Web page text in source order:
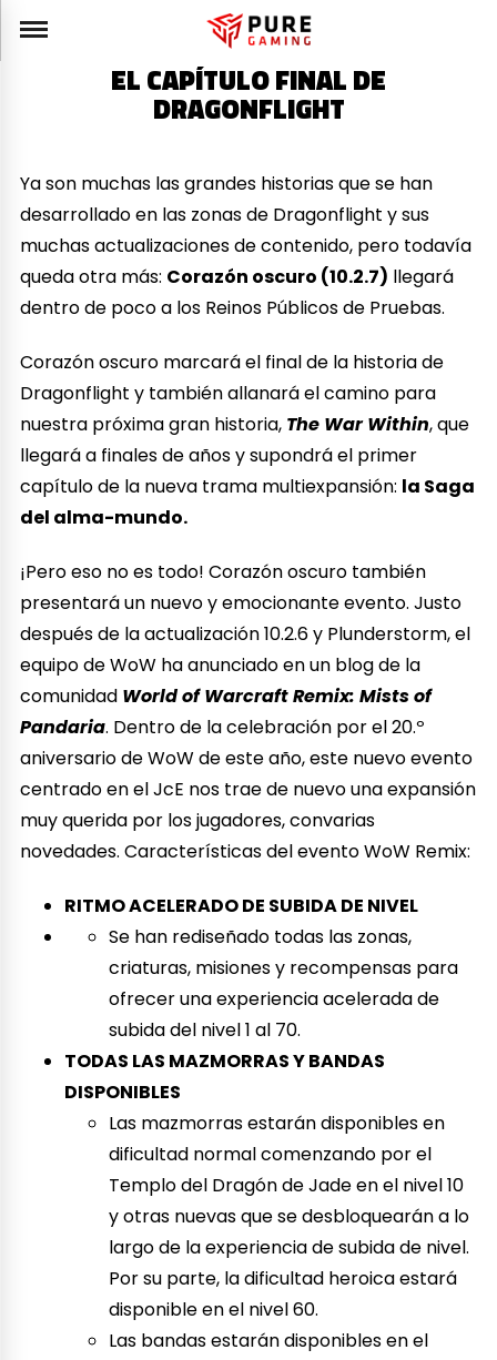
EL CAPÍTULO FINAL DE
DRAGONFLIGHT
Ya son muchas las grandes historias que se han
desarrollado en las zonas de Dragonflight y sus
muchas actualizaciones de contenido, pero todavía
queda otra más: Corazón oscuro (10.2.7) llegará
dentro de poco a los Reinos Públicos de Pruebas.
Corazón oscuro marcará el final de la historia de
Dragonflight y también allanará el camino para
nuestra próxima gran historia, The War Within, que
llegará a finales de años y supondrá el primer
capítulo de la nueva trama multiexpansión: la Saga
del alma-mundo.
¡Pero eso no es todo! Corazón oscuro también
presentará un nuevo y emocionante evento. Justo
después de la actualización 10.2.6 y Plunderstorm, el
equipo de WoW ha anunciado en un blog de la
comunidad World of Warcraft Remix: Mists of
Pandaria. Dentro de la celebración por el 20.º
aniversario de WoW de este año, este nuevo evento
centrado en el JcE nos trae de nuevo una expansión
muy querida por los jugadores, convarias
novedades. Características del evento WoW Remix:
RITMO ACELERADO DE SUBIDA DE NIVEL
Se han rediseñado todas las zonas,
criaturas, misiones y recompensas para
ofrecer una experiencia acelerada de
subida del nivel 1 al 70.
TODAS LAS MAZMORRAS Y BANDAS
DISPONIBLES
Las mazmorras estarán disponibles en
dificultad normal comenzando por el
Templo del Dragón de Jade en el nivel 10
y otras nuevas que se desbloquearán a lo
largo de la experiencia de subida de nivel.
Por su parte, la dificultad heroica estará
disponible en el nivel 60.
Las bandas estarán disponibles en el